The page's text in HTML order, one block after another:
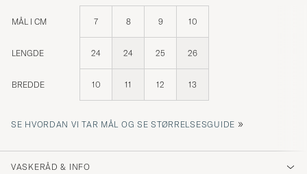
MÅL I CM 7 8 9 10
LENGDE 24 24 25 26
BREDDE 10 11 12 13
SE HVORDAN VI TAR MÅL OG SE STØRRELSESGUIDE »
VASKERÅD & INFO